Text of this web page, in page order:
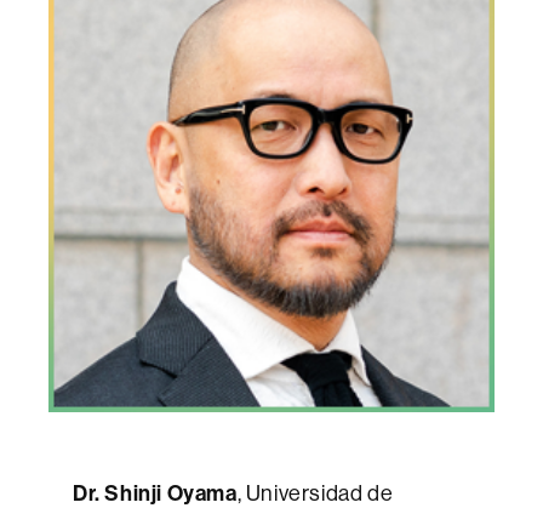
Dr. Shinji Oyama, Universidad de